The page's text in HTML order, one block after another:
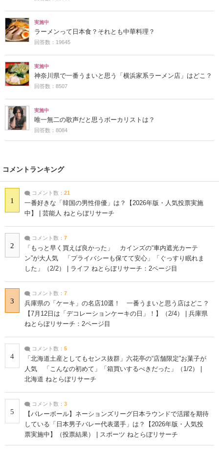
実施中
ラーメンって日本食？それとも中華料理？
回答数：19645
実施中
神奈川県で一番うまいと思う「横浜家系ラーメン店」はどこ？
回答数：8507
実施中
唯一無二の歌声だと思うボーカリストは？
回答数：8084
コメントランキング
1
コメント数： 21
一番好きな「韓国の男性俳優」は？【2026年版・人気投票実施
中】 | 芸能人 ねとらぼリサーチ
2
コメント数： 7
「もっと早く買えば良かった」 カインズの“車内遮光カーテ
ン”が大人気 「プライバシーも保てて安心」「ぐっすり眠れま
した」（2/2） | ライフ ねとらぼリサーチ：2ページ目
3
コメント数： 7
兵庫県の「ケーキ」の名店10選！ 一番うまいと思う店はどこ？
【7月12日は「デコレーションケーキの日」！】（2/4） | 兵庫県
ねとらぼリサーチ：2ページ目
4
コメント数： 5
「北海道土産としてもセンス抜群」六花亭の“店舗限定”お菓子が
人気 「こんなの初めて」「箱買いするべきだった」（1/2） |
北海道 ねとらぼリサーチ
5
コメント数： 3
【バレーボール】ネーションズリーグ日本ラウンドで活躍を期待
している「日本男子バレー代表選手」は？【2026年版・人気投
票実施中】（投票結果） | スポーツ ねとらぼリサーチ